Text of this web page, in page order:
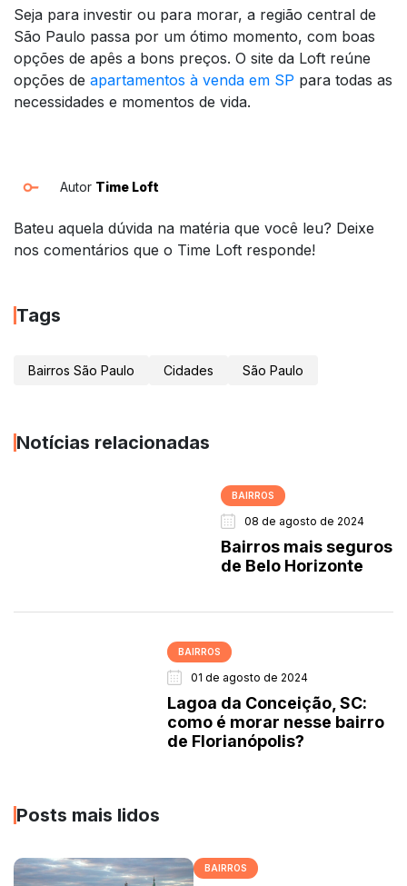
Seja para investir ou para morar, a região central de
São Paulo passa por um ótimo momento, com boas
opções de apês a bons preços. O site da Loft reúne
opções de apartamentos à venda em SP para todas as
necessidades e momentos de vida.
Autor Time Loft
Bateu aquela dúvida na matéria que você leu? Deixe
nos comentários que o Time Loft responde!
Tags
Bairros São Paulo Cidades São Paulo
Notícias relacionadas
BAIRROS
08 de agosto de 2024
Bairros mais seguros
de Belo Horizonte
BAIRROS
01 de agosto de 2024
Lagoa da Conceição, SC:
como é morar nesse bairro
de Florianópolis?
Posts mais lidos
BAIRROS